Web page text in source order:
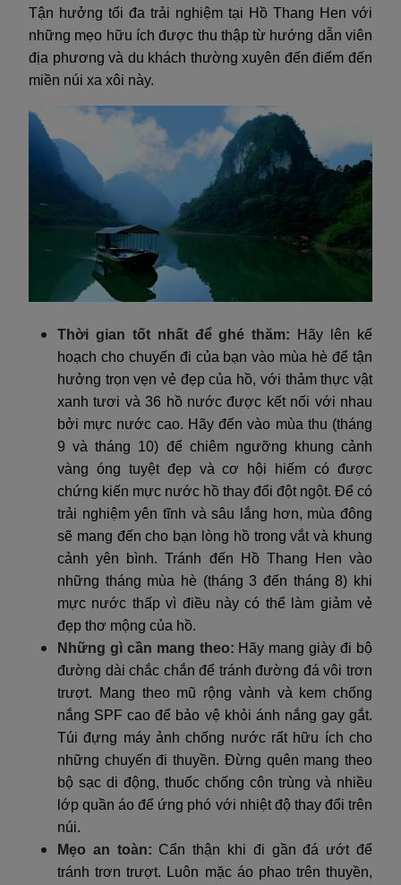
Tận hưởng tối đa trải nghiệm tại Hồ Thang Hen với
những mẹo hữu ích được thu thập từ hướng dẫn viên
địa phương và du khách thường xuyên đến điểm đến
miền núi xa xôi này.
Thời gian tốt nhất để ghé thăm:
Hãy lên kế
hoạch cho chuyến đi của bạn vào mùa hè để tận
hưởng trọn vẹn vẻ đẹp của hồ, với thảm thực vật
xanh tươi và 36 hồ nước được kết nối với nhau
bởi mực nước cao. Hãy đến vào mùa thu (tháng
9 và tháng 10) để chiêm ngưỡng khung cảnh
vàng óng tuyệt đẹp và cơ hội hiếm có được
chứng kiến mực nước hồ thay đổi đột ngột. Để có
trải nghiệm yên tĩnh và sâu lắng hơn, mùa đông
sẽ mang đến cho bạn lòng hồ trong vắt và khung
cảnh yên bình. Tránh đến Hồ Thang Hen vào
những tháng mùa hè (tháng 3 đến tháng 8) khi
mực nước thấp vì điều này có thể làm giảm vẻ
đẹp thơ mộng của hồ.
Những gì cần mang theo: Hãy mang giày đi bộ
đường dài chắc chắn để tránh đường đá vôi trơn
trượt. Mang theo mũ rộng vành và kem chống
nắng SPF cao để bảo vệ khỏi ánh nắng gay gắt.
Túi đựng máy ảnh chống nước rất hữu ích cho
những chuyến đi thuyền. Đừng quên mang theo
bộ sạc di động, thuốc chống côn trùng và nhiều
lớp quần áo để ứng phó với nhiệt độ thay đổi trên
núi.
Mẹo an toàn: Cẩn thận khi đi gần đá ướt để
tránh trơn trượt. Luôn mặc áo phao trên thuyền,